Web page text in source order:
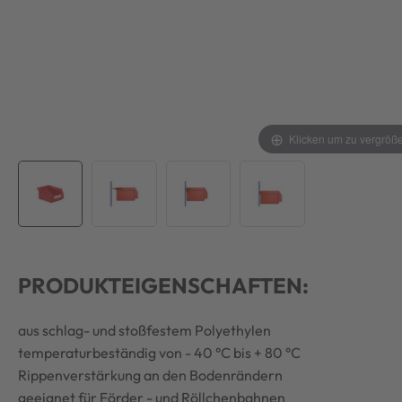
Klicken um zu
PRODUKTEIGENSCHAFTEN:
aus schlag- und stoßfestem Polyethylen
temperaturbeständig von - 40 °C bis + 80 °C
Rippenverstärkung an den Bodenrändern
geeignet für Förder - und Röllchenbahnen